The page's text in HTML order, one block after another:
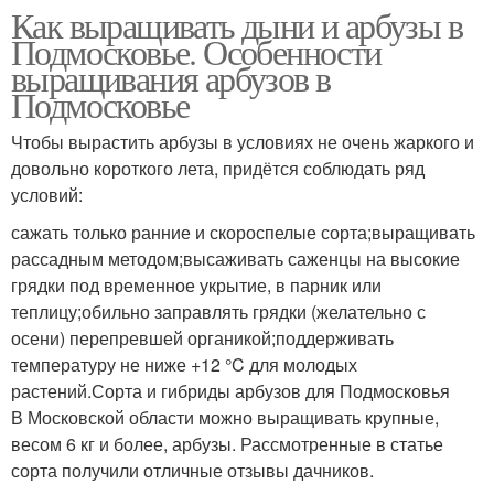
Как выращивать дыни и арбузы в
Подмосковье. Особенности
выращивания арбузов в
Подмосковье
Чтобы вырастить арбузы в условиях не очень жаркого и
довольно короткого лета, придётся соблюдать ряд
условий:
сажать только ранние и скороспелые сорта;выращивать
рассадным методом;высаживать саженцы на высокие
грядки под временное укрытие, в парник или
теплицу;обильно заправлять грядки (желательно с
осени) перепревшей органикой;поддерживать
температуру не ниже +12 °C для молодых
растений.Сорта и гибриды арбузов для Подмосковья
В Московской области можно выращивать крупные,
весом 6 кг и более, арбузы. Рассмотренные в статье
сорта получили отличные отзывы дачников.